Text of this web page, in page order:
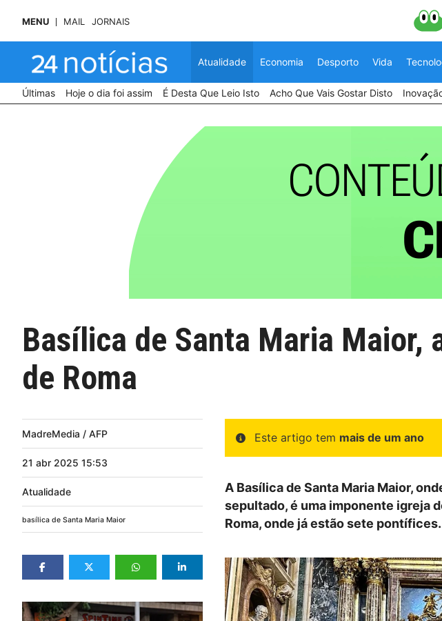
MENU MAIL JORNAIS
Atualidade Economia Desporto Vida
Últimas Hoje o dia foi assim É Desta Que Leio Isto Acho Que Vais Gostar Disto
Basílica de Santa Maria Maior,
de Roma
MadreMedia / AFP
21 abr 2025 15:53
Atualidade
basílica de Santa Maria Maior
Este artigo tem mais de um ano
A Basílica de Santa Maria Maior,
sepultado, é uma imponente igreja
Roma, onde já estão sete pontífices.